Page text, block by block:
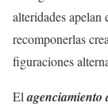
alteridades apelan
recomponerlas
figuraciones
Elagenciamiento